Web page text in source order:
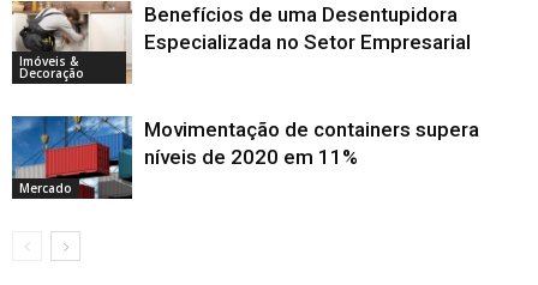
Imóveis &
Decoração
Benefícios de uma Desentupidora
Especializada no Setor Empresarial
Mercado
Movimentação de containers supera
níveis de 2020 em 11%